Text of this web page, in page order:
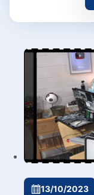
13/10/2023